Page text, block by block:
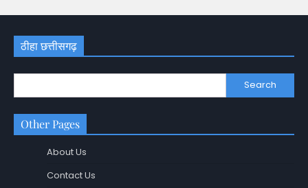
ठीहा छत्तीसगढ़
Search
Other Pages
About Us
Contact Us